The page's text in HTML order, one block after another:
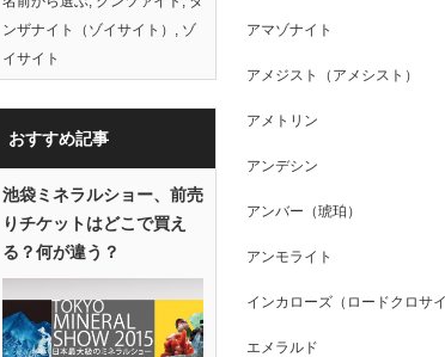
ンザナイト（ゾイサイト） , ゾ
イサイト
おすすめ記事
池袋ミネラルショー、前売
りチケットはどこで買え
る？何が違う？
アマゾナイト
アメジスト（アメシスト）
アメトリン
アンデシン
アンバー（琥珀）
アンモライト
インカローズ（ロードクロサイ
エメラルド